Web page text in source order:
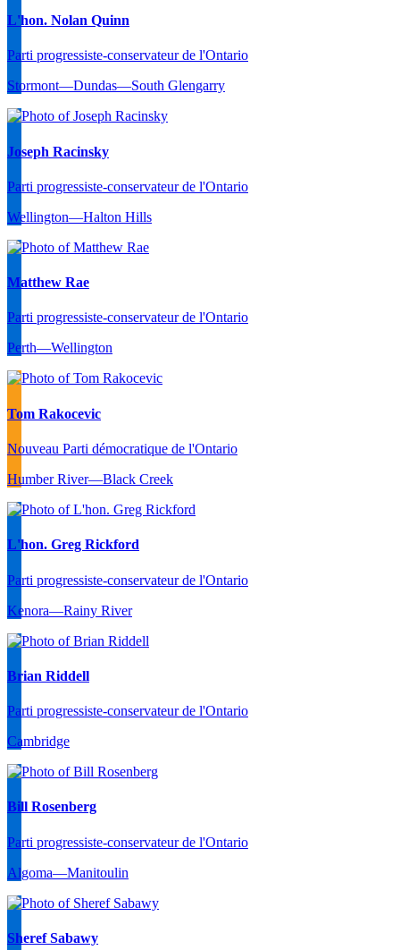
L'hon. Nolan Quinn
Parti progressiste-conservateur de l'Ontario
Stormont—Dundas—South Glengarry
Joseph Racinsky
Parti progressiste-conservateur de l'Ontario
Wellington—Halton Hills
Matthew Rae
Parti progressiste-conservateur de l'Ontario
Perth—Wellington
Tom Rakocevic
Nouveau Parti démocratique de l'Ontario
Humber River—Black Creek
L'hon. Greg Rickford
Parti progressiste-conservateur de l'Ontario
Kenora—Rainy River
Brian Riddell
Parti progressiste-conservateur de l'Ontario
Cambridge
Bill Rosenberg
Parti progressiste-conservateur de l'Ontario
Algoma—Manitoulin
Sheref Sabawy